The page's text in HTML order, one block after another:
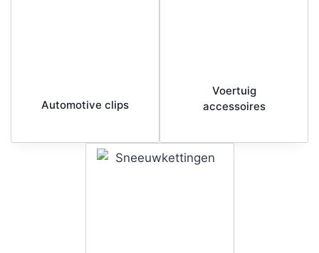
Automotive clips
Voertuig
accessoires